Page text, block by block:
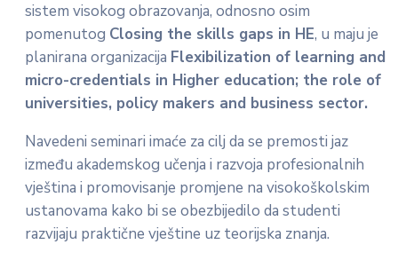
sistem visokog obrazovanja, odnosno osim
pomenutog Closing the skills gaps in HE, u maju je
planirana organizacija Flexibilization of learning and
micro-credentials in Higher education; the role of
universities, policy makers and business sector.
Navedeni seminari imaće za cilj da se premosti jaz
između akademskog učenja i razvoja profesionalnih
vještina i promovisanje promjene na visokoškolskim
ustanovama kako bi se obezbijedilo da studenti
razvijaju praktične vještine uz teorijska znanja.